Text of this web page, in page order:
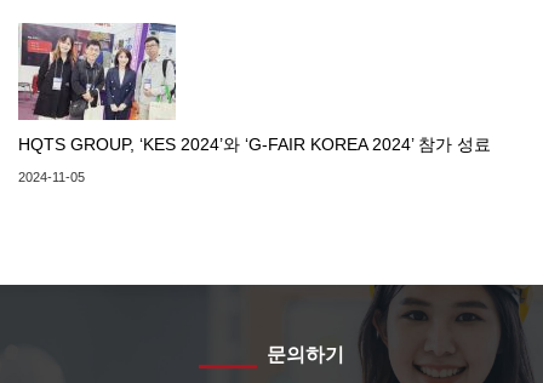
HQTS GROUP, ‘KES 2024’와 ‘G-FAIR KOREA 2024’ 참가 성료
2024-11-05
문의하기